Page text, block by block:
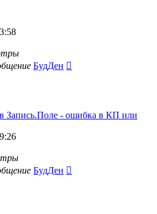
БудДен
Запись.Поле - ошибка в КП или
БудДен